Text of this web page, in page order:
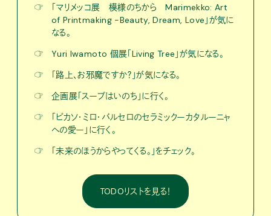
☞
「マリメッコ展 模様のちから Marimekko: Art
of Printmaking -Beauty, Dream, Love」が気に
なる。
☞
Yuri Iwamoto 個展「Living Tree」が気になる。
☞
「路上、お邪魔ですか？」が気になる。
☞
企画展「スープはいのち」に行く。
☞
「ピカソ・ミロ・バルセロのセラミックーカタルーニャ
への愛ー」に行く。
☞
「未来のほうからやってくる。」をチェック。
TODOリストを見る！